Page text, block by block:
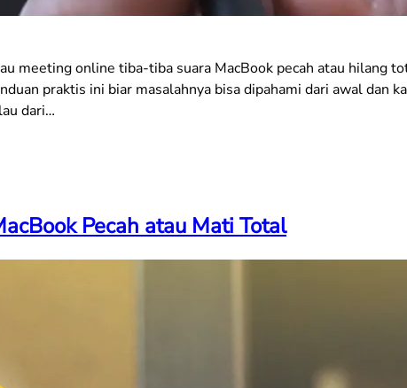
meeting online tiba-tiba suara MacBook pecah atau hilang
praktis ini biar masalahnya bisa dipahami dari awal dan
dari…
Pecah atau Mati Total